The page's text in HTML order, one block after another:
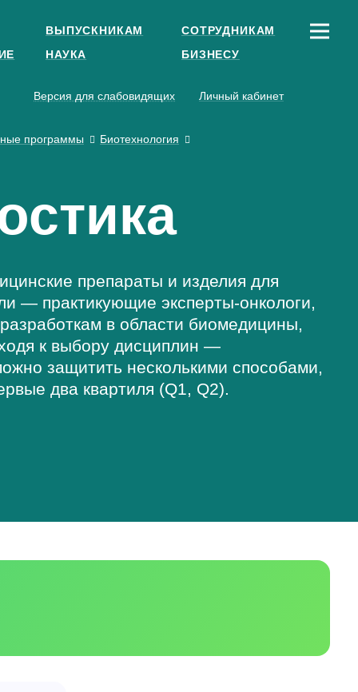
ВЫПУСКНИКАМ
СОТРУДНИКАМ
НАУКА БИЗНЕСУ
Версия для слабовидящих Личный кабинет
программы Биотехнология
препараты и изделия для
— практикующие эксперты-онкологи,
в области биомедицины,
к выбору дисциплин —
защитить несколькими способами,
два квартиля (Q1, Q2).